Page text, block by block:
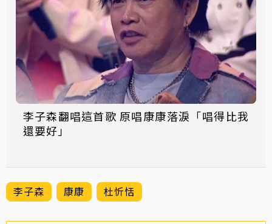
李子森翻唱這首歌 原唱康康落淚「唱得比我
還要好」
李子森 康康 杜忻恬